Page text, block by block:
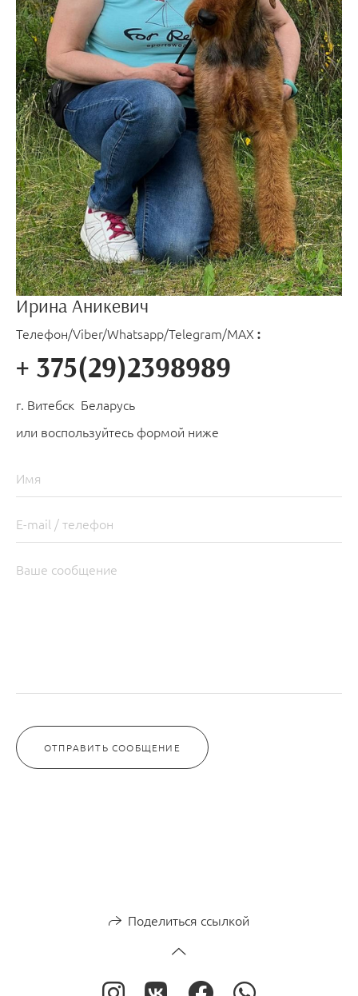
Ирина Аникевич
Телефон/Viber/Whatsapp/Telegram/MAX :
+ 375(29)2398989
г. Витебск Беларусь
или воспользуйтесь формой ниже
ОТПРАВИТЬ СООБЩЕНИЕ
Поделиться ссылкой